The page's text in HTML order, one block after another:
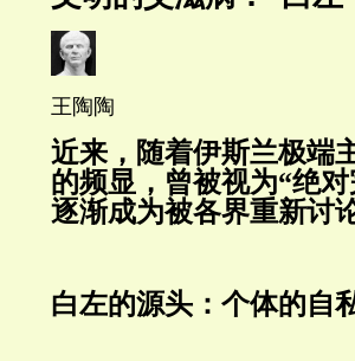
王陶陶
近来，随着伊斯兰极端
的频显，曾被视为“绝
逐渐成为被各界重新讨
白左的源头：个体的自